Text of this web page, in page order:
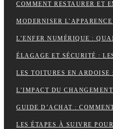
COMMENT RESTAURER ET
ÉLAGAGE ET SÉCURITÉ :
LES TOITURES EN